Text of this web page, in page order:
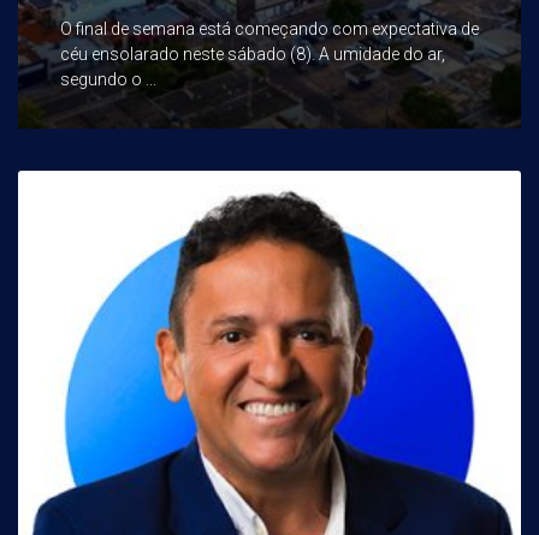
O final de semana está começando com expectativa de
céu ensolarado neste sábado (8). A umidade do ar,
segundo o ...